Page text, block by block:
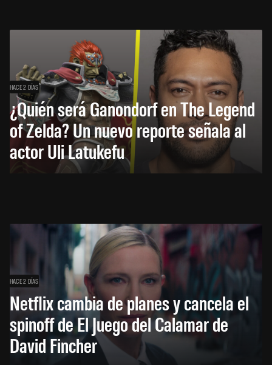
HACE 2 DÍAS
¿Quién será Ganondorf en The Legend
of Zelda? Un nuevo reporte señala al
actor Uli Latukefu
HACE 2 DÍAS
Netflix cambia de planes y cancela el
spinoff de El Juego del Calamar de
David Fincher